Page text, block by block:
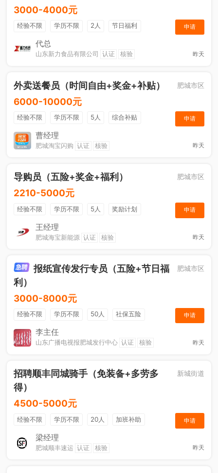
3000-4000元
经验不限 学历不限 2人
节日福利
社保五险
工作餐
申请
代总
山东新力食品有限公司 认证 核验 昨天
外卖送餐员（时间自由+奖金+补贴） 肥城市区
6000-10000元
经验不限 学历不限 5人
综合补贴
奖励计划
加班补助
申请
曹经理
肥城淘宝闪购 认证 核验 昨天
导购员（五险+奖金+福利） 肥城市区
2210-5000元
经验不限 学历不限 5人
奖励计划
销售奖金
社保五险
申请
王经理
肥城海宝新能源 认证 核验 昨天
报纸宣传发行专员（五险+节日福
利）
肥城市区
3000-8000元
经验不限 学历不限 50人
社保五险
节日福利
销售奖金
申请
李主任
山东广播电视报肥城发行中心 认证 核验 昨天
招聘顺丰同城骑手（免装备+多劳多
得）
新城街道
4500-5000元
经验不限 学历不限 20人
加班补助
综合补贴
奖励计划
申请
梁经理
肥城顺丰速运 认证 核验 昨天